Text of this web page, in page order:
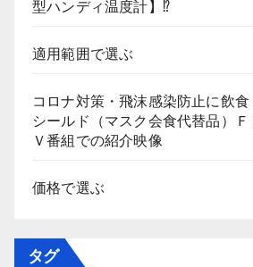
型ハンディ温度計】⁉
適用範囲で選ぶ
コロナ対策・飛沫感染防止に飲食
シールド（マスク会食代替品）Ｆ
Ｖ番組での紹介映像
価格で選ぶ
タグ